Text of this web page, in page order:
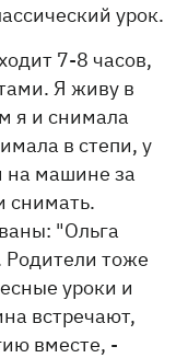
урок.
7-8 часов,
Я живу в
я и снимала
в степи, у
на машине за
снимать.
"Ольга
Родители тоже
уроки и
встречают,
вместе, -